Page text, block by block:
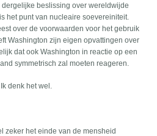
beslissing over wereldwijde
het punt van nucleaire soevereiniteit.
over de voorwaarden voor het gebruik
Washington zijn eigen opvattingen over
dat ook Washington in reactie op een
symmetrisch zal moeten reageren.
denk het wel.
zeker het einde van de mensheid